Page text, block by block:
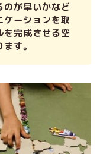
のが早いかなど
ーションを取
を完成させる空
す。